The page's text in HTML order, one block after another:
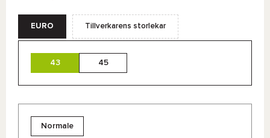
EURO Tillverkarens storlekar
43 45
Normale